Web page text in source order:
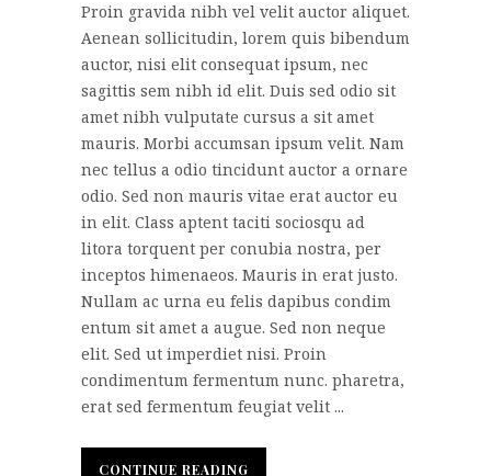
Proin gravida nibh vel velit auctor aliquet.
Aenean sollicitudin, lorem quis bibendum
auctor, nisi elit consequat ipsum, nec
sagittis sem nibh id elit. Duis sed odio sit
amet nibh vulputate cursus a sit amet
mauris. Morbi accumsan ipsum velit. Nam
nec tellus a odio tincidunt auctor a ornare
odio. Sed non mauris vitae erat auctor eu
in elit. Class aptent taciti sociosqu ad
litora torquent per conubia nostra, per
inceptos himenaeos. Mauris in erat justo.
Nullam ac urna eu felis dapibus condim
entum sit amet a augue. Sed non neque
elit. Sed ut imperdiet nisi. Proin
condimentum fermentum nunc. pharetra,
erat sed fermentum feugiat velit ...
CONTINUE READING
CONTINUE READING